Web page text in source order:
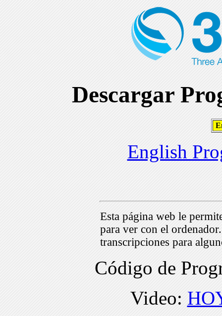
Descargar
English
Esta página web le
para ver con el
transcripciones para
Código de
Video: